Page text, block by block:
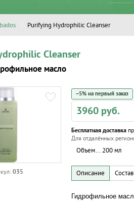
Purifying Hydrophilic Cleanser
Cleanser
масло
035
−5% на первый заказ
3960 руб.
Бесплатная доставка
Для отдалённых
Объем 200 мл
Гидрофильное